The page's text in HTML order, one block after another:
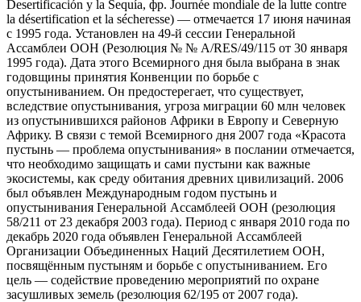
Desertificación y la Sequía, фр. Journée mondiale de la lutte contre
la désertification et la sécheresse) — отмечается 17 июня начиная
с 1995 года. Установлен на 49-й сессии Генеральной
Ассамблеи ООН (Резолюция № № A/RES/49/115 от 30 января
1995 года). Дата этого Всемирного дня была выбрана в знак
годовщины принятия Конвенции по борьбе с
опустыниванием. Он предостерегает, что существует,
вследствие опустынивания, угроза миграции 60 млн человек
из опустынившихся районов Африки в Европу и Северную
Африку. В связи с темой Всемирного дня 2007 года «Красота
пустынь — проблема опустынивания» в послании отмечается,
что необходимо защищать и сами пустыни как важные
экосистемы, как среду обитания древних цивилизаций. 2006
был объявлен Международным годом пустынь и
опустынивания Генеральной Ассамблеей ООН (резолюция
58/211 от 23 декабря 2003 года). Период с января 2010 года по
декабрь 2020 года объявлен Генеральной Ассамблеей
Организации Объединенных Наций Десятилетием ООН,
посвящённым пустыням и борьбе с опустыниванием. Его
цель — содействие проведению мероприятий по охране
засушливых земель (резолюция 62/195 от 2007 года).